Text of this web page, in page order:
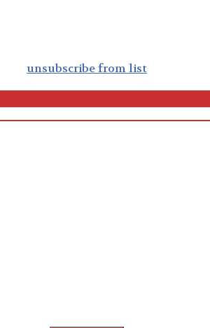
unsubscribe from list